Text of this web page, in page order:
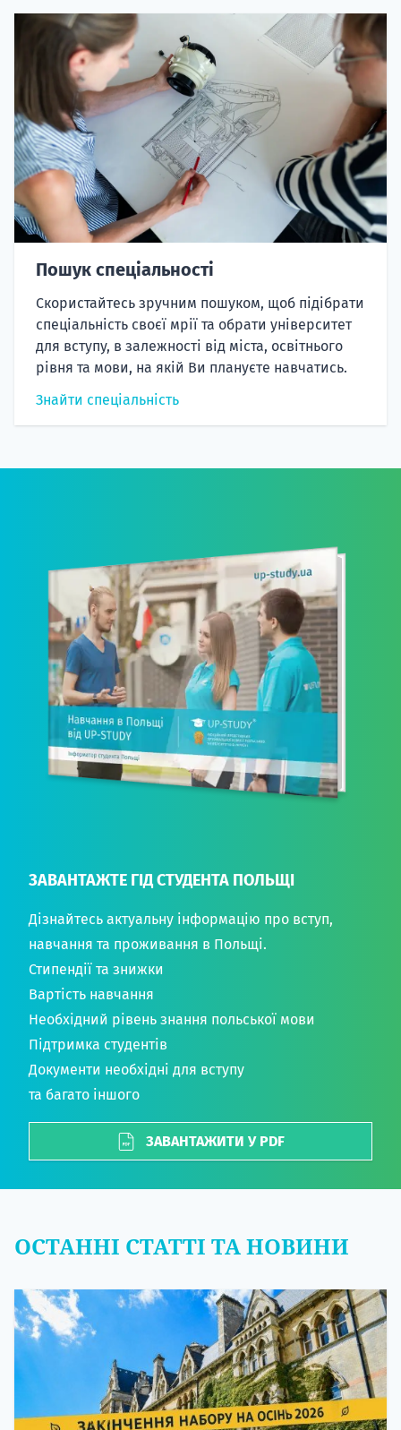
Пошук спеціальності
Скористайтесь зручним пошуком, щоб підібрати
спеціальність своєї мрії та обрати університет
для вступу, в залежності від міста, освітнього
рівня та мови, на якій Ви плануєте навчатись.
Знайти спеціальність
ЗАВАНТАЖТЕ ГІД СТУДЕНТА ПОЛЬЩІ
Дізнайтесь актуальну інформацію про вступ,
навчання та проживання в Польщі.
Стипендії та знижки
Вартість навчання
Необхідний рівень знання польської мови
Підтримка студентів
Документи необхідні для вступу
та багато іншого
ЗАВАНТАЖИТИ У PDF
ОСТАННІ СТАТТІ ТА НОВИНИ